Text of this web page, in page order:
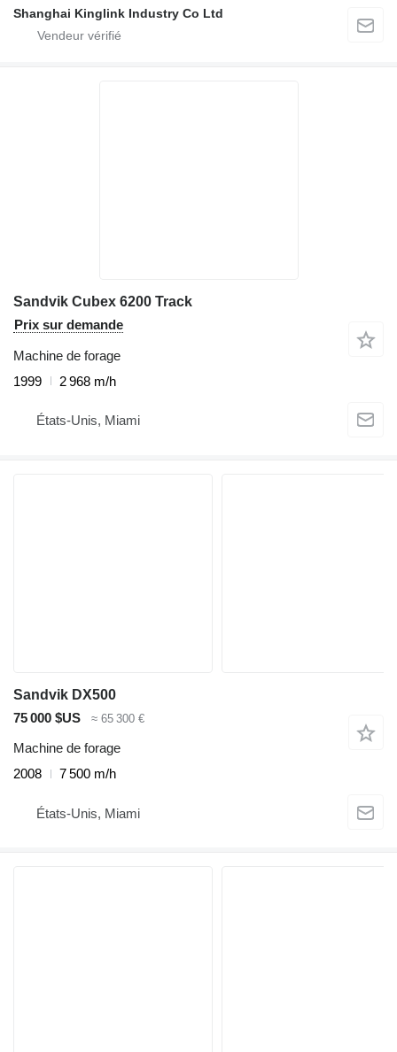
Shanghai Kinglink Industry Co Ltd
Sandvik Cubex 6200 Track
Prix sur demande
Machine de forage
1999
2 968 m/h
États-Unis, Miami
Sandvik DX500
75 000 $US
≈ 65 300 €
Machine de forage
2008
7 500 m/h
États-Unis, Miami